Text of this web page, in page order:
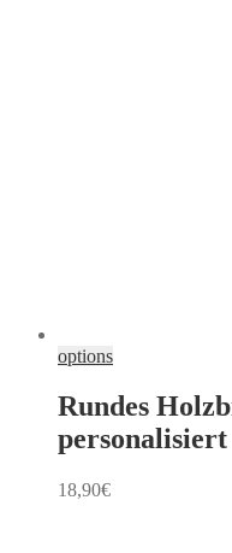
options
Rundes
personalisiert
18,90€